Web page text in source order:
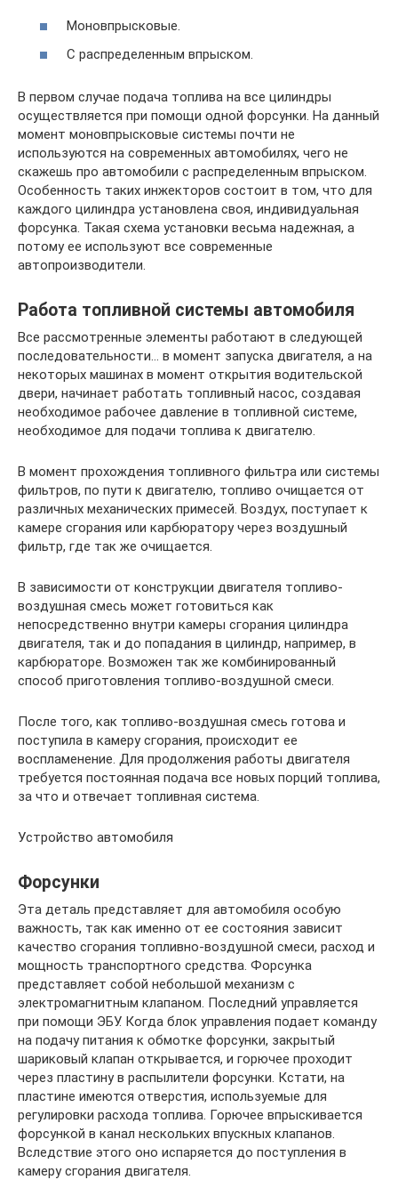
Моновпрысковые.
С распределенным впрыском.
В первом случае подача топлива на все цилиндры
осуществляется при помощи одной форсунки. На данный
момент моновпрысковые системы почти не
используются на современных автомобилях, чего не
скажешь про автомобили с распределенным впрыском.
Особенность таких инжекторов состоит в том, что для
каждого цилиндра установлена своя, индивидуальная
форсунка. Такая схема установки весьма надежная, а
потому ее используют все современные
автопроизводители.
Работа топливной системы автомобиля
Все рассмотренные элементы работают в следующей
последовательности… в момент запуска двигателя, а на
некоторых машинах в момент открытия водительской
двери, начинает работать топливный насос, создавая
необходимое рабочее давление в топливной системе,
необходимое для подачи топлива к двигателю.
В момент прохождения топливного фильтра или системы
фильтров, по пути к двигателю, топливо очищается от
различных механических примесей. Воздух, поступает к
камере сгорания или карбюратору через воздушный
фильтр, где так же очищается.
В зависимости от конструкции двигателя топливо-
воздушная смесь может готовиться как
непосредственно внутри камеры сгорания цилиндра
двигателя, так и до попадания в цилиндр, например, в
карбюраторе. Возможен так же комбинированный
способ приготовления топливо-воздушной смеси.
После того, как топливо-воздушная смесь готова и
поступила в камеру сгорания, происходит ее
воспламенение. Для продолжения работы двигателя
требуется постоянная подача все новых порций топлива,
за что и отвечает топливная система.
Устройство автомобиля
Форсунки
Эта деталь представляет для автомобиля особую
важность, так как именно от ее состояния зависит
качество сгорания топливно-воздушной смеси, расход и
мощность транспортного средства. Форсунка
представляет собой небольшой механизм с
электромагнитным клапаном. Последний управляется
при помощи ЭБУ. Когда блок управления подает команду
на подачу питания к обмотке форсунки, закрытый
шариковый клапан открывается, и горючее проходит
через пластину в распылители форсунки. Кстати, на
пластине имеются отверстия, используемые для
регулировки расхода топлива. Горючее впрыскивается
форсункой в канал нескольких впускных клапанов.
Вследствие этого оно испаряется до поступления в
камеру сгорания двигателя.